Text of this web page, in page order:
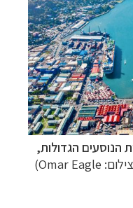
הנוסעים הגדולות,
Omar Eagle
)